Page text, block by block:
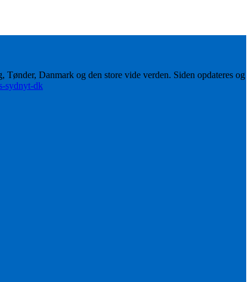
Tønder, Danmark og den store vide verden. Siden opdateres og
sydnyt-dk